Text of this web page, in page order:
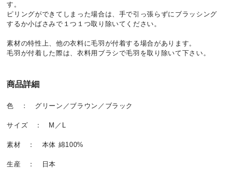
す。
ピリングができてしまった場合は、手で引っ張らずにブラッシング
するか小ばさみで１つ１つ取り除いてください。
素材の特性上、他の衣料に毛羽が付着する場合があります。
毛羽が付着した際は、衣料用ブラシで毛羽を取り除いて下さい。
商品詳細
色 ： グリーン／ブラウン／ブラック
サイズ ： M／L
素材 ： 本体 綿100%
生産 ： 日本